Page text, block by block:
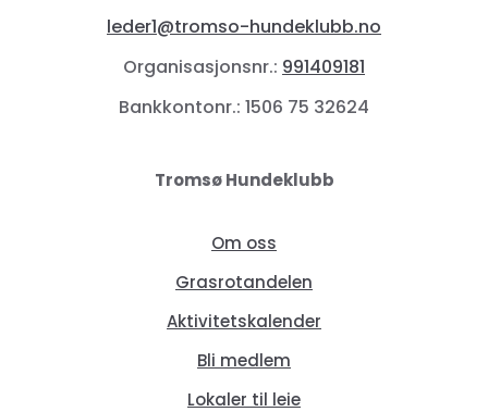
leder1@tromso-hundeklubb.no
Organisasjonsnr.: 991409181
Bankkontonr.: 1506 75 32624
Tromsø Hundeklubb
Om oss
Grasrotandelen
Aktivitetskalender
Bli medlem
Lokaler til leie